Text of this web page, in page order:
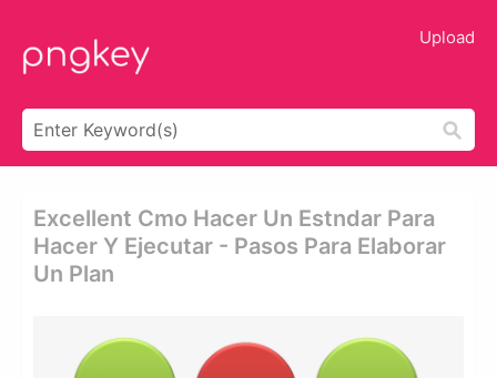
Upload
Excellent Cmo Hacer Un Estndar Para
Hacer Y Ejecutar - Pasos Para Elaborar
Un Plan